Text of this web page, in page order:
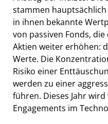
stammen
in ihnen bekannte
von passiven Fonds,
Aktien weiter erhöhen:
Werte. Die
Risiko einer
werden zu einer
führen. Dieses Jahr
Engagements im